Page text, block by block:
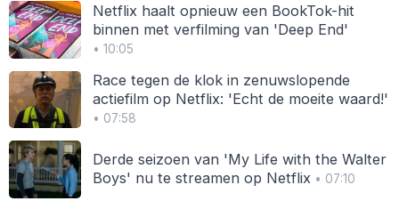
Netflix haalt opnieuw een BookTok-hit
binnen met verfilming van 'Deep End'
• 10:05
Race tegen de klok in zenuwslopende
actiefilm op Netflix: 'Echt de moeite waard!'
• 07:58
Derde seizoen van 'My Life with the Walter
Boys' nu te streamen op Netflix• 07:10